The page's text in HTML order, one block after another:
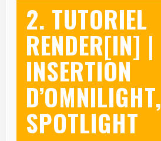
2. TUTORIEL
RENDER[IN] |
INSERTION
D’OMNILIGHT,
SPOTLIGHT